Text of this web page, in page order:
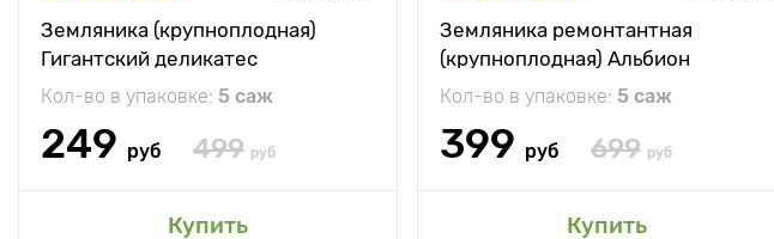
Земляника (крупноплодная)
Гигантский деликатес
Кол-во в упаковке: 5 саж
249 руб 499 руб
Купить
Земляника ремонтантная
(крупноплодная) Альбион
Кол-во в упаковке: 5 саж
399 руб 699 руб
Купить